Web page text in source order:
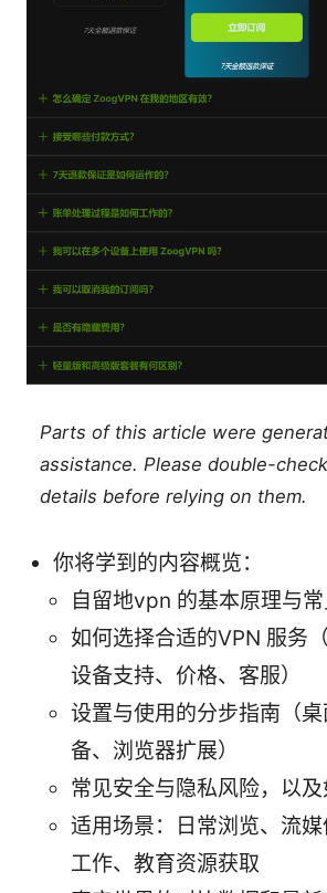
Parts of this article were
assistance. Please double-
details before relying on them.
你将学到的内容概览：
自留地vpn 的基本原理与
如何选择合适的VPN 服务
设备支持、价格、客服）
设置与使用的分步指南（
备、浏览器扩展）
常见安全与隐私风险，以
适用场景：日常浏览、流
工作、教育资源获取